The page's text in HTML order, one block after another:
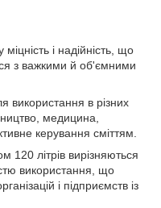
і надійність, що
з важкими й об'ємними
використання в різних
медицина,
керування сміттям.
120 літрів вирізняються
використання, що
і підприємств із